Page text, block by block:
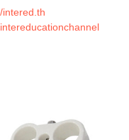
intered.th